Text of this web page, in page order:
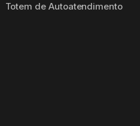
Totem de Autoatendimento